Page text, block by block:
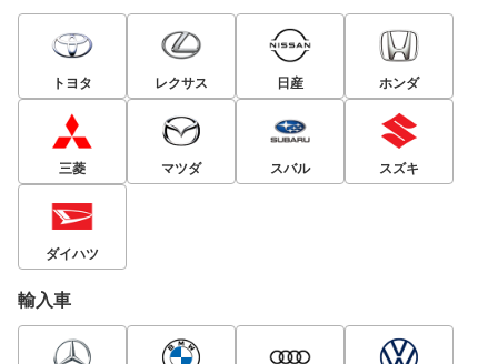
トヨタ レクサス 日産 ホンダ
三菱 マツダ スバル スズキ
ダイハツ
輸入車